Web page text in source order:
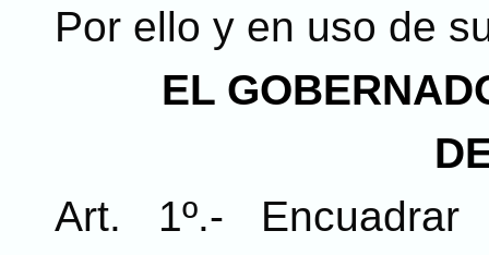
Por ello y en uso de
EL
Art. 1º.-